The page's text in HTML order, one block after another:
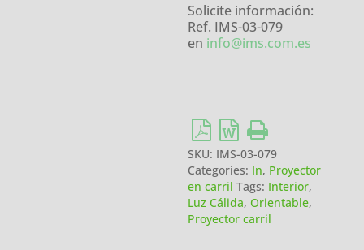
Solicite información:
Ref. IMS-03-079
en info@ims.com.es
SKU: IMS-03-079
Categories: In, Proyector
en carril Tags: Interior,
Luz Cálida,Orientable,
Proyector carril